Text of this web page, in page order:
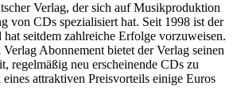
Verlag, der sich auf Musikproduktion
von CDs spezialisiert hat. Seit 1998 ist der
seitdem zahlreiche Erfolge vorzuweisen.
Abonnement bietet der Verlag seinen
regelmäßig neu erscheinende CDs zu
attraktiven Preisvorteils einige Euros